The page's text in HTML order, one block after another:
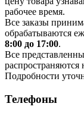
рабочее время.
Все заказы
обрабатываются
8:00 до 17:00.
Все
распространяются
Подробности
Телефоны